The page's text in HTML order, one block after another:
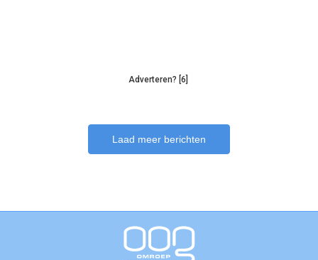
Adverteren? [6]
Laad meer berichten